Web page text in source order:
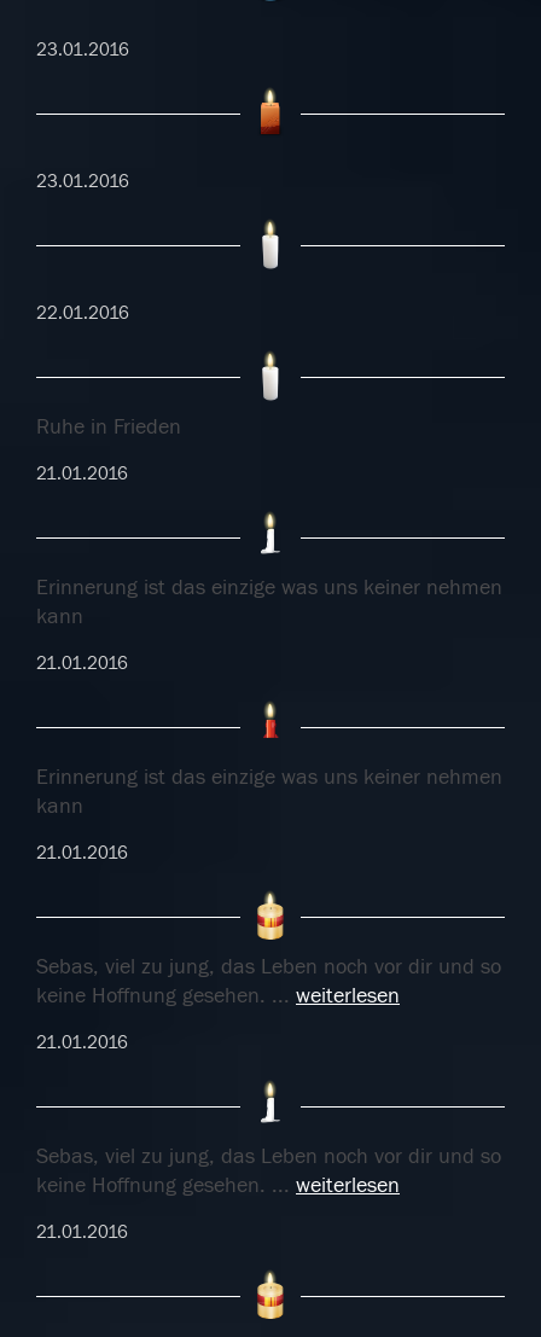
23.01.2016
23.01.2016
22.01.2016
Ruhe in Frieden
21.01.2016
Erinnerung ist das einzige was uns keiner nehmen
kann
21.01.2016
Erinnerung ist das einzige was uns keiner nehmen
kann
21.01.2016
Sebas, viel zu jung, das Leben noch vor dir und so
keine Hoffnung gesehen. ... weiterlesen
21.01.2016
Sebas, viel zu jung, das Leben noch vor dir und so
keine Hoffnung gesehen. ... weiterlesen
21.01.2016